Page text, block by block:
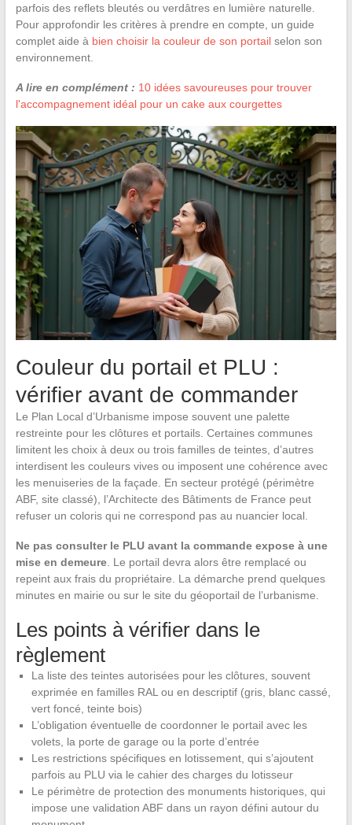
parfois des reflets bleutés ou verdâtres en lumière naturelle.
Pour approfondir les critères à prendre en compte, un guide
complet aide à bien choisir la couleur de son portailselon son
environnement.
A lire en complément : 10 idées savoureuses pour trouver
l'accompagnement idéal pour un cake aux courgettes
Couleur du portail et PLU :
vérifier avant de commander
Le Plan Local d’Urbanisme impose souvent une palette
restreinte pour les clôtures et portails. Certaines communes
limitent les choix à deux ou trois familles de teintes, d’autres
interdisent les couleurs vives ou imposent une cohérence avec
les menuiseries de la façade. En secteur protégé (périmètre
ABF, site classé), l’Architecte des Bâtiments de France peut
refuser un coloris qui ne correspond pas au nuancier local.
Ne pas consulter le PLU avant la commande expose à une
mise en demeure. Le portail devra alors être remplacé ou
repeint aux frais du propriétaire. La démarche prend quelques
minutes en mairie ou sur le site du géoportail de l’urbanisme.
Les points à vérifier dans le
règlement
La liste des teintes autorisées pour les clôtures, souvent
exprimée en familles RAL ou en descriptif (gris, blanc cassé,
vert foncé, teinte bois)
L’obligation éventuelle de coordonner le portail avec les
volets, la porte de garage ou la porte d’entrée
Les restrictions spécifiques en lotissement, qui s’ajoutent
parfois au PLU via le cahier des charges du lotisseur
Le périmètre de protection des monuments historiques, qui
impose une validation ABF dans un rayon défini autour du